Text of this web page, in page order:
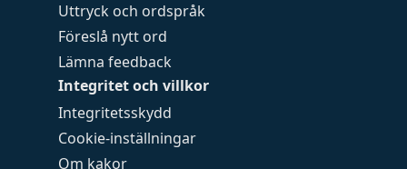
Uttryck och ordspråk
Föreslå nytt ord
Lämna feedback
Integritet och villkor
Integritetsskydd
Cookie-inställningar
Om kakor